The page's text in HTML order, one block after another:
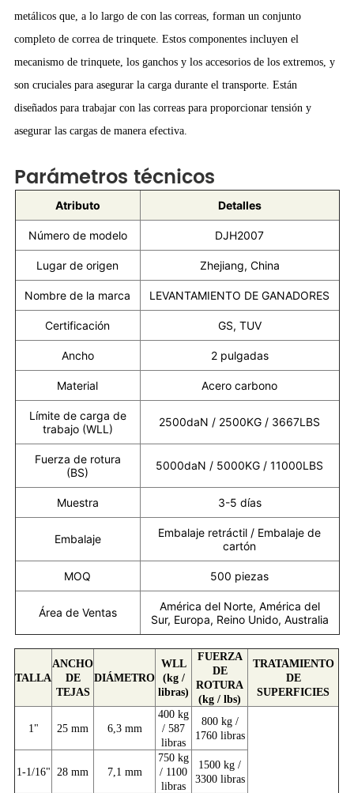
metálicos que, a lo largo de con las correas, forman un conjunto
completo de correa de trinquete. Estos componentes incluyen el
mecanismo de trinquete, los ganchos y los accesorios de los extremos, y
son cruciales para asegurar la carga durante el transporte. Están
diseñados para trabajar con las correas para proporcionar tensión y
asegurar las cargas de manera efectiva.
Parámetros técnicos
Atributo Detalles
Número de modelo DJH2007
Lugar de origen Zhejiang, China
Nombre de la marca LEVANTAMIENTO DE GANADORES
Certificación GS, TUV
Ancho 2 pulgadas
Material Acero carbono
Límite de carga de
trabajo (WLL)
2500daN / 2500KG / 3667LBS
Fuerza de rotura
(BS)
5000daN / 5000KG / 11000LBS
Muestra 3-5 días
Embalaje
Embalaje retráctil / Embalaje de
cartón
MOQ 500 piezas
Área de Ventas
América del Norte, América del
Sur, Europa, Reino Unido, Australia
TALLA
ANCHO
DE
TEJAS
DIÁMETRO
WLL
(kg /
libras)
FUERZA
DE
ROTURA
(kg / lbs)
TRATAMIENTO
DE
SUPERFICIES
1" 25 mm 6,3 mm
400 kg
/ 587
libras
800 kg /
1760 libras
1-1/16" 28 mm 7,1 mm
750 kg
/ 1100
libras
1500 kg /
3300 libras